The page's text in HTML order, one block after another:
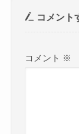
コメント
コメント ※